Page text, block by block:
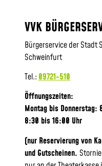
VVK
Bürgerservice der Stadt
Schweinfurt
Tel.: 09721-510
Öffnungszeiten:
Montag bis
8:30 bis 16:00 Uhr
(nur Reservierung von
und Gutscheinen.